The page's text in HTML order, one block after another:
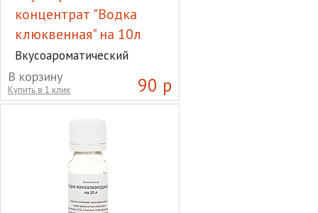
концентрат "Водка
клюквенная" на 10л
Вкусоароматический
концентрат "Водка
клюквенная" на 10л
90 р
В корзину
Купить в 1 клик